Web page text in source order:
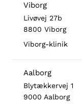
Viborg
Livøvej 27b
8800 Viborg
Viborg-klinik
Aalborg
Blytækkervej 1
9000 Aalborg